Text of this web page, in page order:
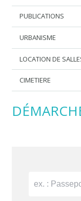
PUBLICATIONS
URBANISME
LOCATION DE
CIMETIERE